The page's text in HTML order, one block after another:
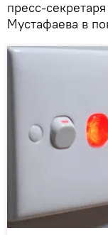
пресс-
Мустафаева в